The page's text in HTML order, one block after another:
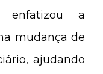
enfatizou a
mudança de
ajudando